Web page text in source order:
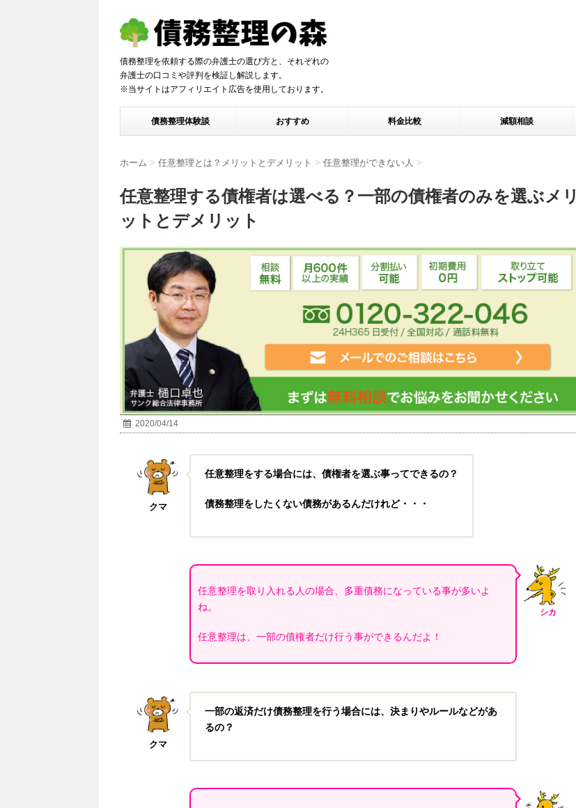
債務整理を依頼する際の弁護士の選び方と、それぞれの
弁護士の口コミや評判を検証し解説します。
※当サイトはアフィリエイト広告を使用しております。
債務整理体験談 おすすめ 料金比較 減額相談
ホーム > 任意整理とは？メリットとデメリット > 任意整理ができない人 >
任意整理する債権者は選べる？一部の債権者のみを選ぶメリ
ットとデメリット
2020/04/14
クマ
任意整理をする場合には、債権者を選ぶ事ってできるの？
債務整理をしたくない債務があるんだけれど・・・
シカ
任意整理を取り入れる人の場合、多重債務になっている事が多いよ
ね。
任意整理は、一部の債権者だけ行う事ができるんだよ！
クマ
一部の返済だけ債務整理を行う場合には、決まりやルールなどがあ
るの？